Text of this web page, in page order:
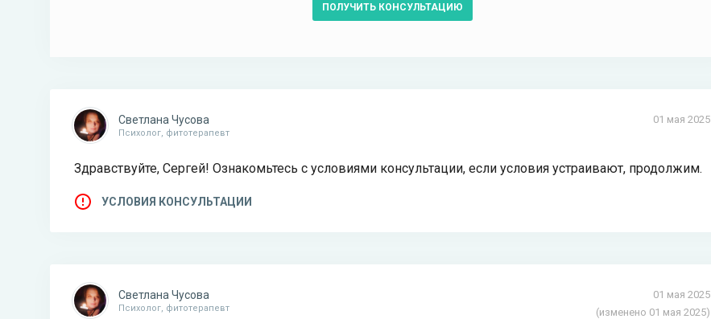
ПОЛУЧИТЬ КОНСУЛЬТАЦИЮ
01 мая 2025
Светлана Чусова
Психолог, фитотерапевт
Здравствуйте, Сергей! Ознакомьтесь с условиями консультации, если условия устраивают, продолжим.
УСЛОВИЯ КОНСУЛЬТАЦИИ
01 мая 2025
(изменено 01 мая 2025)
Светлана Чусова
Психолог, фитотерапевт